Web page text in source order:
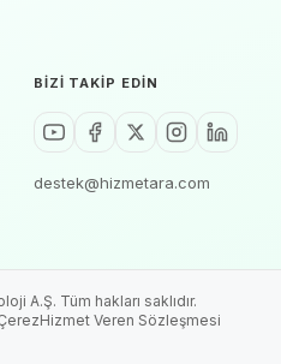
BIZI TAKIP EDIN
destek@hizmetara.com
A.Ş. Tüm hakları saklıdır.
Hizmet Veren Sözleşmesi